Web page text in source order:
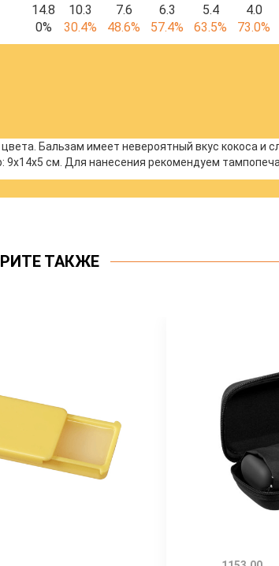
14.8 10.3 7.6 6.3 5.4 4.0
0% 30.4% 48.6% 57.4% 63.5% 73.0%
цвета. Бальзам имеет невероятный вкус кокоса и
9х14х5 см. Для нанесения рекомендуем
ТАКЖЕ